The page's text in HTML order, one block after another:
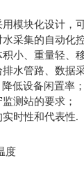
模块化设计，
采集的自动化
小、重量轻、
水管路、数
低设备闲置率；
测站的要求；
时性和代表性.
度